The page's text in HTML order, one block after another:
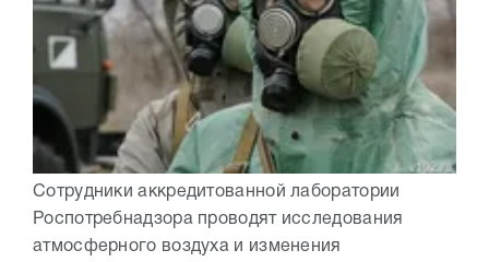
Сотрудники аккредитованной лаборатории
Роспотребнадзора проводят исследования
атмосферного воздуха и изменения